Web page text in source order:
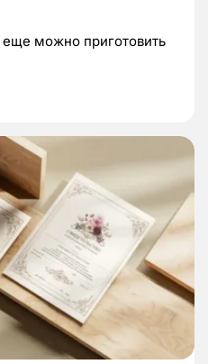
еще можно приготовить